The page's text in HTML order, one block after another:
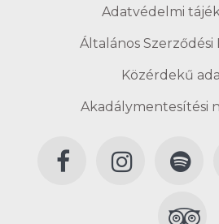
Adatvédelmi
Általános
Közérdekű
Akadálymentesítési